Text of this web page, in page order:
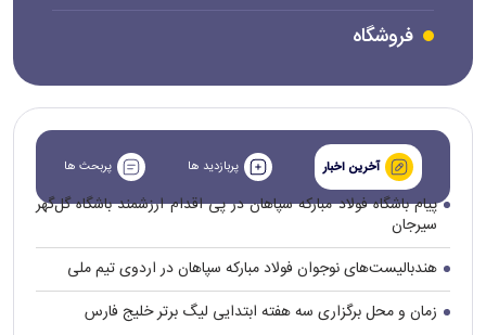
فروشگاه
آخرین اخبار پربازدید ها پربحث ها
پیام باشگاه فولاد مبارکه سپاهان در پی اقدام ارزشمند باشگاه گل‌گهر
سیرجان
هندبالیست‌های نوجوان فولاد مبارکه سپاهان در اردوی تیم ملی
زمان و محل برگزاری سه هفته ابتدایی لیگ برتر خلیج فارس